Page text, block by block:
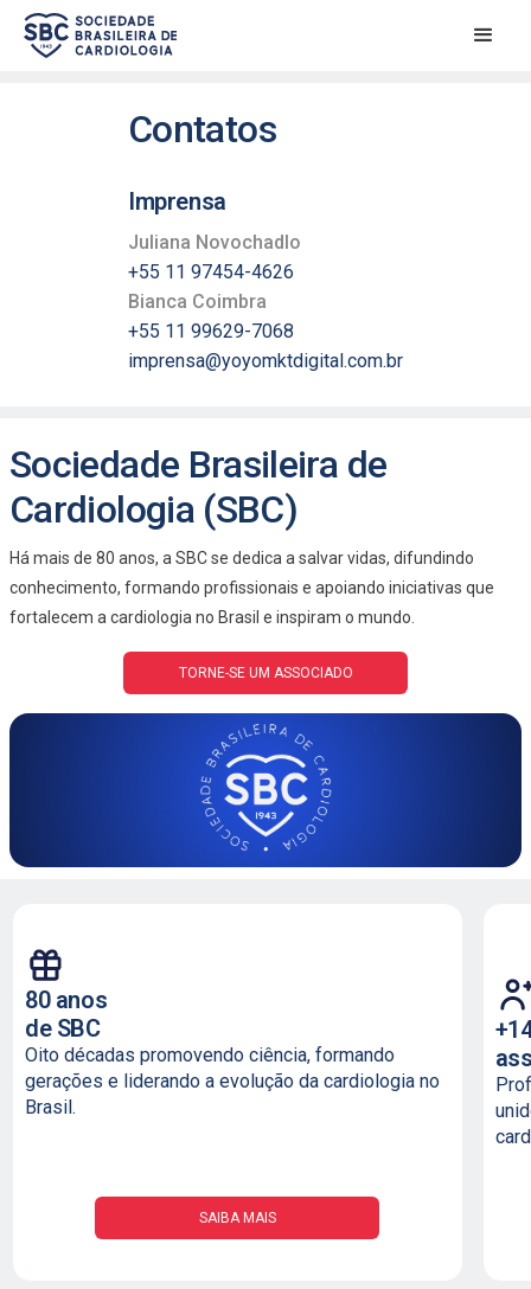
Contatos
Imprensa
Juliana Novochadlo
+55 11 97454-4626
Bianca Coimbra
+55 11 99629-7068
imprensa@yoyomktdigital.com.br
Sociedade Brasileira de
Cardiologia (SBC)
Há mais de 80 anos, a SBC se dedica a salvar vidas, difundindo
conhecimento, formando profissionais e apoiando iniciativas que
fortalecem a cardiologia no Brasil e inspiram o mundo.
TORNE-SE UM ASSOCIADO
80 anos
de SBC
Oito décadas promovendo ciência, formando
gerações e liderando a evolução da cardiologia no
Brasil.
SAIBA MAIS